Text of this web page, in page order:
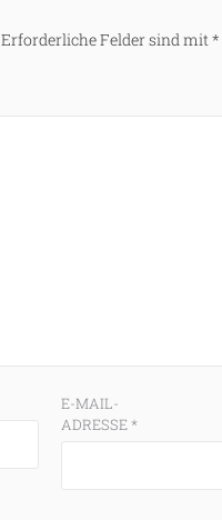
Erforderliche Felder sind mit *
E-MAIL-
ADRESSE*